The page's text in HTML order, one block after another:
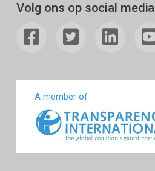
Volg ons op social media
A member of